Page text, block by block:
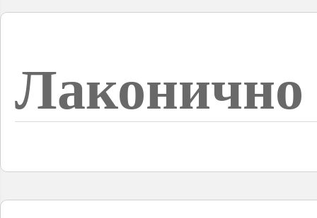
Лаконично